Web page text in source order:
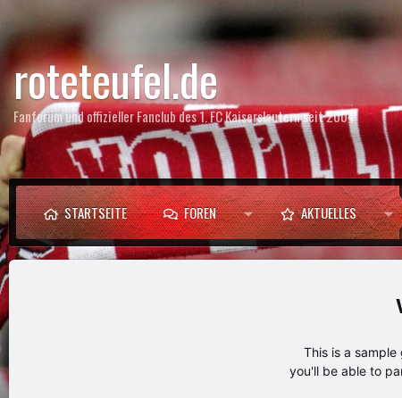
roteteufel.de
Fanforum und offizieller Fanclub des 1. FC Kaiserslautern seit 2004
STARTSEITE FOREN AKTUELLES
This is a
you'll be able to